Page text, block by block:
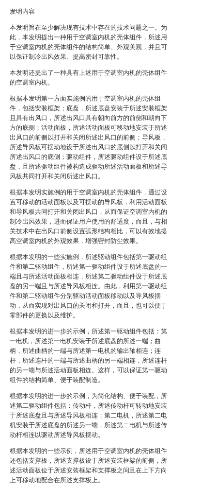
发明内容
本发明旨在至少解决现有技术中存在的技术问题之一。为
此，本发明提出一种用于空调室内机的壳体组件，所述用
于空调室内机的壳体组件的结构简单、外观美观，并且可
以保证制冷出风效果、提高密封可靠性。
本发明还提出了一种具有上述用于空调室内机的壳体组件
的空调室内机。
根据本发明第一方面实施例的用于空调室内机的壳体组
件，包括安装框架；底盘，所述底盘安装于所述安装框架
且具有出风口，所述出风口具有朝向前方的前侧和朝向下
方的底侧；活动面板，所述活动面板可移动地安装于所述
出风口的前侧以打开和关闭所述出风口的前侧；导风板，
所述导风板可摆动地设于所述出风口的底侧以打开和关闭
所述出风口的底侧；驱动组件，所述驱动组件设于所述底
盘，且所述驱动组件被构造成驱动所述活动面板和所述导
风板共同打开和关闭所述出风口。
根据本发明实施例的用于空调室内机的壳体组件，通过设
置可移动的活动面板以及可摆动的导风板，利用活动面板
和导风板共同打开和关闭出风口，从而保证空调室内机的
制冷出风效果，进而保证用户使用的舒适度，而且，与相
关技术中在出风口前侧设置弧形结构相比，可以有效地提
高空调室内机的外观效果，增强密封防尘效果。
根据本发明的一些实施例，所述驱动组件包括第一驱动组
件和第二驱动组件，所述第一驱动组件设于所述底盘的一
端且与所述活动面板相连，所述第二驱动组件设于所述底
盘的另一端且与所述导风板相连。由此，利用第一驱动组
件和第二驱动组件分别驱动活动面板移动以及导风板摆
动，从而实现对出风口的关闭和打开，而且，也可以便于
零部件的更换以及维护。
根据本发明的进一步的示例，所述第一驱动组件包括：第
一电机，所述第一电机安装于所述底盘的所述一端；曲
柄，所述曲柄的一端与所述第一电机的输出轴相连；连
杆，所述连杆的一端与所述曲柄的另一端相连，所述连杆
的另一端与所述活动面板相连。这样，可以保证第一驱动
组件的结构简单、便于装配制造。
根据本发明的进一步的示例，为简化结构、便于装配，所
述第二驱动组件包括：传动杆，所述传动杆可转动地安装
于所述底盘且与所述导风板相连；第二电机，所述第二电
机安装于所述底盘的所述另一端，所述第二电机与所述传
动杆相连以驱动所述导风板摆动。
根据本发明的一些示例，所述用于空调室内机的壳体组件
还包括支撑板，所述支撑板设于所述安装框架的前侧，所
述活动面板位于所述安装框架和支撑板之间且在上下方向
上可移动地配合在所述支撑板上。